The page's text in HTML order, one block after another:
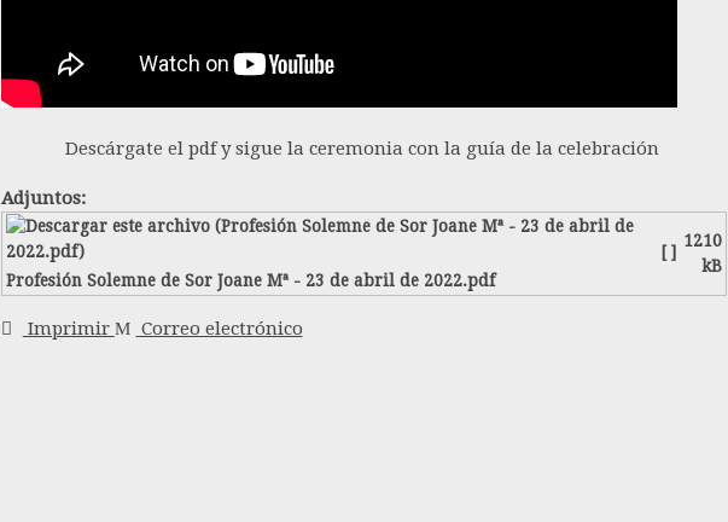
Descárgate el pdf y sigue la ceremonia con la guía de la celebración
Adjuntos:
Profesión Solemne de Sor Joane Mª - 23 de abril de 2022.pdf
[ ]
1210
kB
Imprimir Correo electrónico